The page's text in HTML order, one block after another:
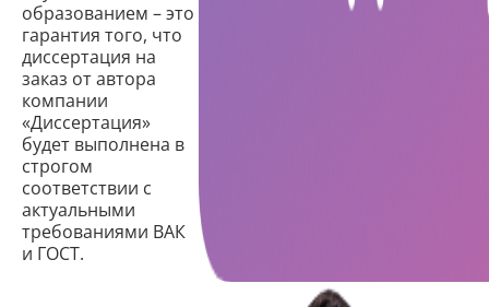
образованием – это
гарантия того, что
диссертация на
заказ от автора
компании
«Диссертация»
будет выполнена в
строгом
соответствии с
актуальными
требованиями ВАК
и ГОСТ.